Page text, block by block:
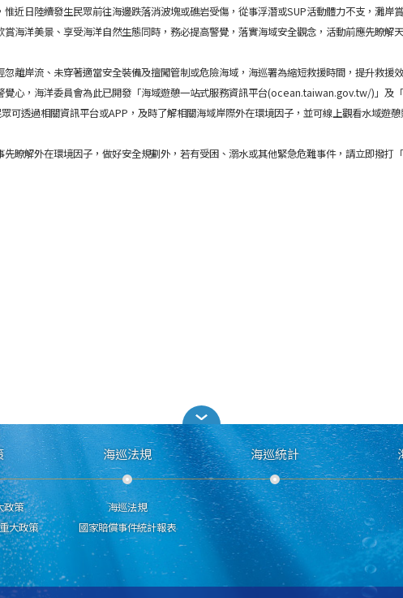
近日陸續發生民眾前往海邊跌落消波塊或礁岩受傷，從事浮潛或SUP活動體力不支，灘岸
海洋美景、享受海洋自然生態同時，務必提高警覺，落實海域安全觀念，活動前應先瞭解
離岸流、未穿著適當安全裝備及擅闖管制或危險海域，海巡署為縮短救援時間，提升救援
覺心，海洋委員會為此已開發「海域遊憩一站式服務資訊平台(ocean.taiwan.gov.tw/)」及
可透過相關資訊平台或APP，及時了解相關海域岸際外在環境因子，並可線上觀看水域遊
瞭解外在環境因子，做好安全規劃外，若有受困、溺水或其他緊急危難事件，請立即撥打
政策
大政策
海巡法規
海巡法規
國家賠償事件統計報表
海巡統計